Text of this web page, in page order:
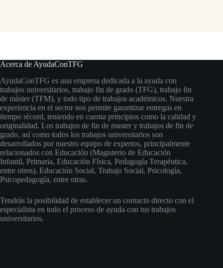
Acerca de AyudaConTFG
AyudaConTFG es una empresa dedicada a la ayuda con
trabajos universitarios, trabajo fin de grado (TFG), trabajo fin
de máster (TFM), y todo tipo de trabajos académicos. Nuestra
experiencia en el sector nos permite garantizar entregas en
tiempo récord, teniendo en cuenta principios como la calidad y
originalidad. Los trabajos de fin de master y trabajos de fin de
grado, así como todos los trabajos universitarios son
desarrollados por nuestro equipo de expertos, principalmente
relacionados con Educación (Magisterio de Educación
Infantil, Primaria, Educación Física, Pedagogía Terapéutica,
entre otros), Educación Social, Trabajo Social, Psicología,
Psicopedagogía, entre otras.
Tendrás la posibilidad de establecer un contacto directo con el
especialista en todo el proceso de ayuda con tus trabajos
universitarios.